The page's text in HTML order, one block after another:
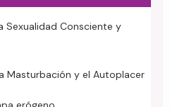
Sexualidad Consciente y
Masturbación y el Autoplacer